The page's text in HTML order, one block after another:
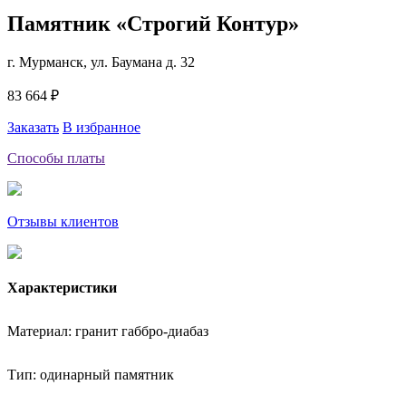
Памятник «Строгий Контур»
г. Мурманск, ул. Баумана д. 32
83 664 ₽
Заказать В избранное
Способы платы
Отзывы клиентов
Характеристики
Материал: гранит габбро-диабаз
Тип: одинарный памятник